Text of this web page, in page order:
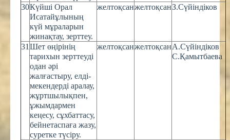
30Күйші Орал
Исатайұлының
күй мұраларын
жинақтау, зерттеу.
желтоқсанжелтоқсанЗ.Сүйіндіков
31 Шет өңірінің
тарихын зерттеуді
одан әрі
жалғастыру, елді-
мекендерді аралау,
жұртшылықпен,
ұжымдармен
кеңесу, сұхбаттасу,
бейнетаспаға жазу,
суретке түсіру.
желтоқсанжелтоқсанА.Сүйіндіков
С.Қамытбаева